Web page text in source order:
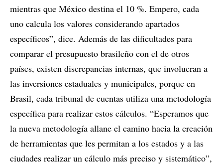
mientras que México destina el 10 %. Empero, cada
uno calcula los valores considerando apartados
específicos”, dice. Además de las dificultades para
comparar el presupuesto brasileño con el de otros
países, existen discrepancias internas, que involucran a
las inversiones estaduales y municipales, porque en
Brasil, cada tribunal de cuentas utiliza una metodología
específica para realizar estos cálculos. “Esperamos que
la nueva metodología allane el camino hacia la creación
de herramientas que les permitan a los estados y a las
ciudades realizar un cálculo más preciso y sistemático”,